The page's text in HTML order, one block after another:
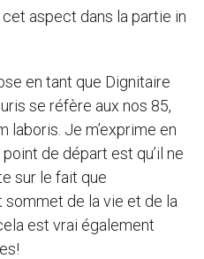
aspect dans la partie in
en tant que Dignitaire
se réfère aux nos 85,
laboris. Je m’exprime en
de départ est qu’il ne
sur le fait que
sommet de la vie et de la
est vrai également